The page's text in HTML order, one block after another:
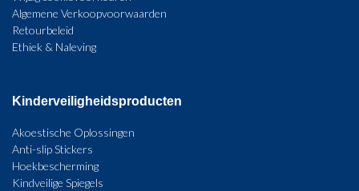
Algemene Verkoopvoorwaarden
Retourbeleid
Ethiek & Naleving
Kinderveiligheidsproducten
Akoestische Oplossingen
Anti-slip Stickers
Hoekbescherming
Kindveilige Spiegels